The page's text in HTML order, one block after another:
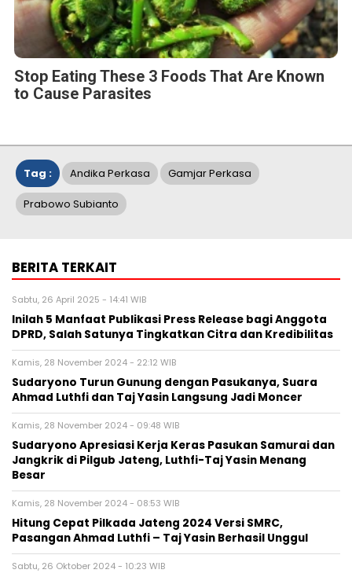
Stop Eating These 3 Foods That Are Known
to Cause Parasites
Tag : Andika Perkasa Gamjar Perkasa
Prabowo Subianto
BERITA TERKAIT
Sabtu, 26 April 2025 - 14:41 WIB
Inilah 5 Manfaat Publikasi Press Release bagi Anggota
DPRD, Salah Satunya Tingkatkan Citra dan Kredibilitas
Kamis, 28 November 2024 - 22:12 WIB
Sudaryono Turun Gunung dengan Pasukanya, Suara
Ahmad Luthfi dan Taj Yasin Langsung Jadi Moncer
Kamis, 28 November 2024 - 09:48 WIB
Sudaryono Apresiasi Kerja Keras Pasukan Samurai dan
Jangkrik di Pilgub Jateng, Luthfi-Taj Yasin Menang
Besar
Kamis, 28 November 2024 - 08:53 WIB
Hitung Cepat Pilkada Jateng 2024 Versi SMRC,
Pasangan Ahmad Luthfi – Taj Yasin Berhasil Unggul
Sabtu, 26 Oktober 2024 - 10:23 WIB